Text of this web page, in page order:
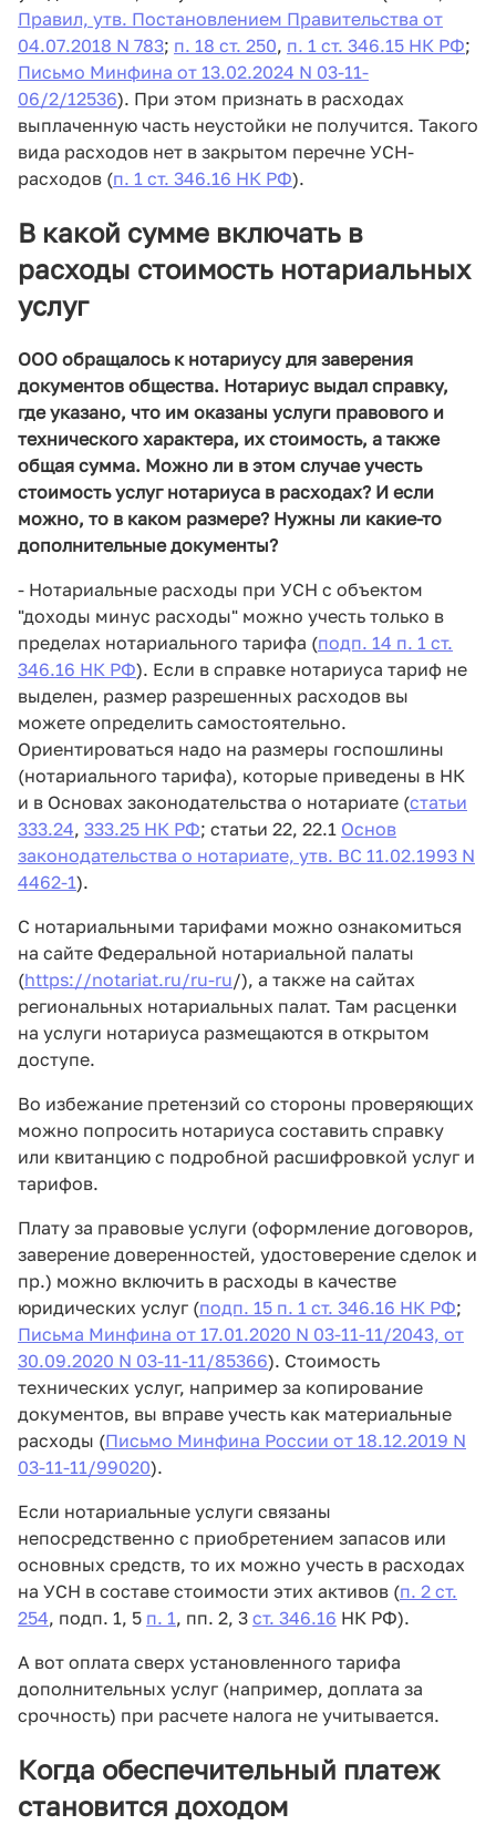
Правил, утв. Постановлением Правительства от
04.07.2018 N 783; п. 18 ст. 250, п. 1 ст. 346.15 НК РФ;
Письмо Минфина от 13.02.2024 N 03-11-
06/2/12536). При этом признать в расходах
выплаченную часть неустойки не получится. Такого
вида расходов нет в закрытом перечне УСН-
расходов (п. 1 ст. 346.16 НК РФ).
В какой сумме включать в
расходы стоимость нотариальных
услуг
ООО обращалось к нотариусу для заверения
документов общества. Нотариус выдал справку,
где указано, что им оказаны услуги правового и
технического характера, их стоимость, а также
общая сумма. Можно ли в этом случае учесть
стоимость услуг нотариуса в расходах? И если
можно, то в каком размере? Нужны ли какие-то
дополнительные документы?
- Нотариальные расходы при УСН с объектом
"доходы минус расходы" можно учесть только в
пределах нотариального тарифа (подп. 14 п. 1 ст.
346.16 НК РФ). Если в справке нотариуса тариф не
выделен, размер разрешенных расходов вы
можете определить самостоятельно.
Ориентироваться надо на размеры госпошлины
(нотариального тарифа), которые приведены в НК
и в Основах законодательства о нотариате (статьи
333.24, 333.25 НК РФ; статьи 22, 22.1 Основ
законодательства о нотариате, утв. ВС 11.02.1993 N
4462-1).
С нотариальными тарифами можно ознакомиться
на сайте Федеральной нотариальной палаты
(https://notariat.ru/ru-ru/), а также на сайтах
региональных нотариальных палат. Там расценки
на услуги нотариуса размещаются в открытом
доступе.
Во избежание претензий со стороны проверяющих
можно попросить нотариуса составить справку
или квитанцию с подробной расшифровкой услуг и
тарифов.
Плату за правовые услуги (оформление договоров,
заверение доверенностей, удостоверение сделок и
пр.) можно включить в расходы в качестве
юридических услуг (подп. 15 п. 1 ст. 346.16 НК РФ;
Письма Минфина от 17.01.2020 N 03-11-11/2043, от
30.09.2020 N 03-11-11/85366). Стоимость
технических услуг, например за копирование
документов, вы вправе учесть как материальные
расходы (Письмо Минфина России от 18.12.2019 N
03-11-11/99020).
Если нотариальные услуги связаны
непосредственно с приобретением запасов или
основных средств, то их можно учесть в расходах
на УСН в составе стоимости этих активов (п. 2 ст.
254, подп. 1, 5 п. 1, пп. 2, 3 ст. 346.16 НК РФ).
А вот оплата сверх установленного тарифа
дополнительных услуг (например, доплата за
срочность) при расчете налога не учитывается.
Когда обеспечительный платеж
становится доходом